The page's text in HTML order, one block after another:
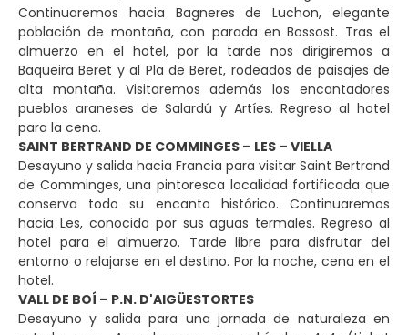
Continuaremos hacia Bagneres de Luchon, elegante
población de montaña, con parada en Bossost. Tras el
almuerzo en el hotel, por la tarde nos dirigiremos a
Baqueira Beret y al Pla de Beret, rodeados de paisajes de
alta montaña. Visitaremos además los encantadores
pueblos araneses de Salardú y Artíes. Regreso al hotel
para la cena.
SAINT BERTRAND DE COMMINGES – LES – VIELLA
Desayuno y salida hacia Francia para visitar Saint Bertrand
de Comminges, una pintoresca localidad fortificada que
conserva todo su encanto histórico. Continuaremos
hacia Les, conocida por sus aguas termales. Regreso al
hotel para el almuerzo. Tarde libre para disfrutar del
entorno o relajarse en el destino. Por la noche, cena en el
hotel.
VALL DE BOÍ – P.N. D'AIGÜESTORTES
Desayuno y salida para una jornada de naturaleza en